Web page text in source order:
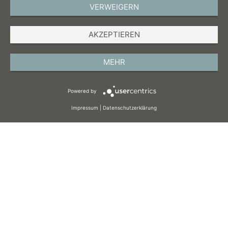
VERWEIGERN
AKZEPTIEREN
MEHR
Powered by
Impressum Datenschutzerklärung